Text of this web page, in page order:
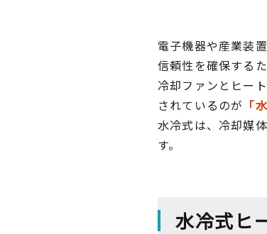
電子機器や産業装
信頼性を確保する
冷却ファンとヒー
されているのが 「
水冷式は、冷却媒
す。
水冷式ヒ